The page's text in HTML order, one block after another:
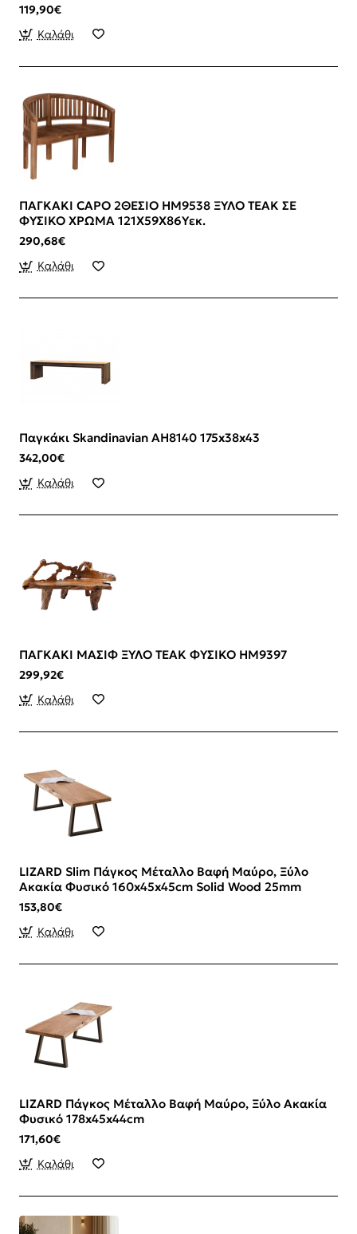
119,90€
Καλάθι
ΠΑΓΚΑΚΙ CAPO 2ΘΕΣΙΟ HM9538 ΞΥΛΟ ΤΕΑΚ ΣΕ
ΦΥΣΙΚΟ ΧΡΩΜΑ 121X59X86Yεκ.
290,68€
Καλάθι
Παγκάκι Skandinavian AH8140 175x38x43
342,00€
Καλάθι
ΠΑΓΚΑΚΙ ΜΑΣΙΦ ΞΥΛΟ ΤEAK ΦΥΣΙΚΟ HM9397
299,92€
Καλάθι
LIZARD Slim Πάγκος Μέταλλο Βαφή Μαύρο, Ξύλο
Ακακία Φυσικό 160x45x45cm Solid Wood 25mm
153,80€
Καλάθι
LIZARD Πάγκος Μέταλλο Βαφή Μαύρο, Ξύλο Ακακία
Φυσικό 178x45x44cm
171,60€
Καλάθι